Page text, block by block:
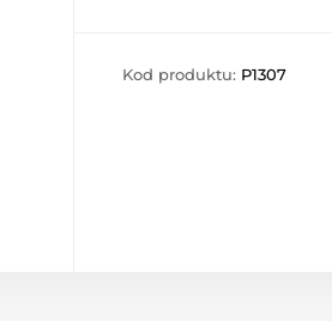
Kod produktu: P1307